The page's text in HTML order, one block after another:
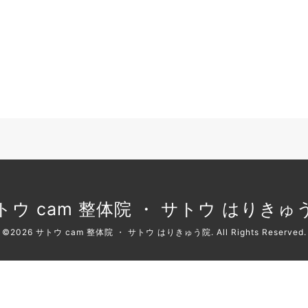
ウ cam 整体院 ・ サトウ はりきゅ
©2026 サトウ cam 整体院 ・ サトウ はりきゅう院. All Rights Reserved.